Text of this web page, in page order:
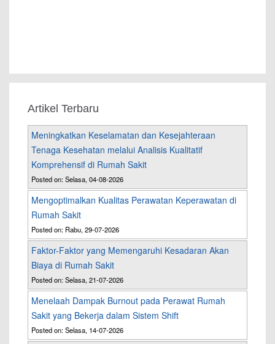
Artikel Terbaru
Meningkatkan Keselamatan dan Kesejahteraan
Tenaga Kesehatan melalui Analisis Kualitatif
Komprehensif di Rumah Sakit
Posted on: Selasa, 04-08-2026
Mengoptimalkan Kualitas Perawatan Keperawatan di
Rumah Sakit
Posted on: Rabu, 29-07-2026
Faktor-Faktor yang Memengaruhi Kesadaran Akan
Biaya di Rumah Sakit
Posted on: Selasa, 21-07-2026
Menelaah Dampak Burnout pada Perawat Rumah
Sakit yang Bekerja dalam Sistem Shift
Posted on: Selasa, 14-07-2026